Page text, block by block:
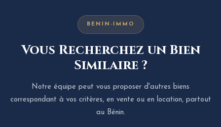
BENIN-IMMO
Vous Recherchez un Bien
Similaire ?
Notre équipe peut vous proposer d'autres biens
correspondant à vos critères, en vente ou en location, partout
au Bénin.